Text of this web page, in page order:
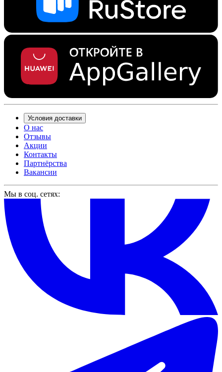
Условия доставки
О нас
Отзывы
Акции
Контакты
Партнёрства
Вакансии
Мы в соц. сетях: